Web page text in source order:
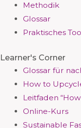
Methodik
Glossar
Praktisches
Learner's Corner
Glossar für
How to
Leitfaden
Online-Kurs
Sustainable